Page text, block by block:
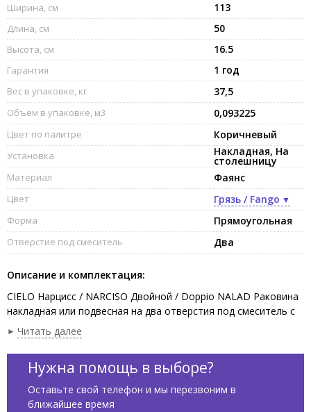
Ширина, см 113
Длина, см 50
Высота, см 16.5
Гарантия 1 год
Вес в упаковке, кг 37,5
Объем в упаковке, м3 0,093225
Цвет по палитре Коричневый
Установка Накладная, На
столешницу
Материал Фаянс
Цвет Грязь / Fango
Форма Прямоугольная
Отверстие под смеситель Два
Описание и комплектация:
CIELO Нарцисс / NARCISO Двойной / Doppio NALAD Раковина
накладная или подвесная на два отверстия под смеситель с
возможностью выполнения шести отверстий, без слива-
перелива, две чаши. Одна сторона не покрыта эмалью, в
комплекте с крепежами. Установка на консоль,столешницу,
возможна подвесная установка. Размеры :113 x 50 x 16,5h см,
цвет Грязь / Fango.
Читать далее
Нужна помощь в выборе?
Оставьте свой телефон и мы перезвоним в
ближайшее время